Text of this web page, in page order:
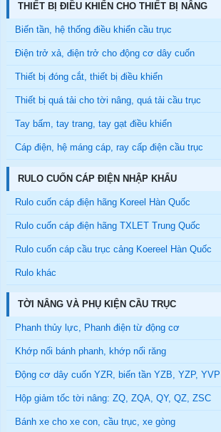
THIẾT BỊ ĐIỀU KHIỂN CHO THIẾT BỊ NÂNG
Biến tần, hệ thống điều khiển cầu trục
Điện trở xả, điện trở cho động cơ dây cuốn
Thiết bị đóng cắt, thiết bị điều khiển
Thiết bị quá tải cho tời nâng, quá tải cầu trục
Tay bấm, tay trang, tay gạt điều khiển
Cáp điện, hệ máng cáp, ray cấp điện cầu trục
RULO CUỐN CÁP ĐIỆN NHẬP KHẨU
Rulo cuốn cáp điện hãng Koreel Hàn Quốc
Rulo cuốn cáp điện hãng TXLET Trung Quốc
Rulo cuốn cáp cầu trục cảng Koereel Hàn Quốc
Rulo khác
TỜI NÂNG VÀ PHỤ KIỆN CẦU TRỤC
Phanh thủy lực, Phanh điện từ động cơ
Khớp nối bánh phanh, khớp nối răng
Động cơ dây cuốn YZR, biến tần YZB, YZP, YVP
Hộp giảm tốc tời nâng: ZQ, ZQA, QY, QZ, ZSC
Bánh xe cho xe con, cầu trục, xe gòng